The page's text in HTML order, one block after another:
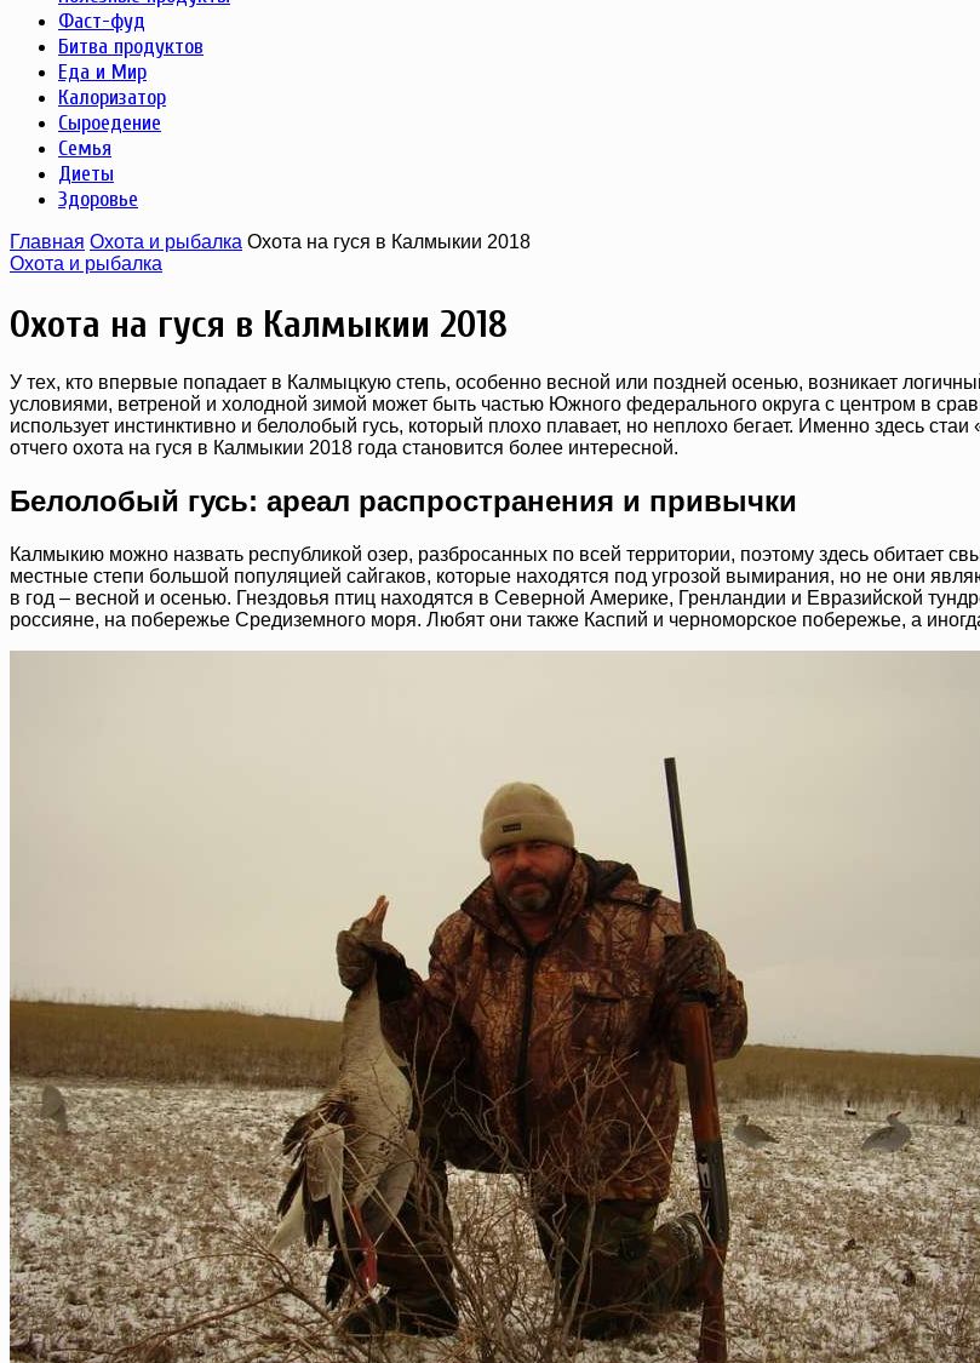
Фаст-фуд
Битва продуктов
Еда и Мир
Калоризатор
Сыроедение
Семья
Диеты
Здоровье
Главная Охота и рыбалка Охота на гуся в Калмыкии 2018
Охота и рыбалка
Охота на гуся в Калмыкии 2018
У тех, кто впервые попадает в Калмыцкую степь, особенно весной или поздней осенью, возникает
условиями, ветреной и холодной зимой может быть частью Южного федерального округа с центром в
использует инстинктивно и белолобый гусь, который плохо плавает, но неплохо бегает. Именно здесь
отчего охота на гуся в Калмыкии 2018 года становится более интересной.
Белолобый гусь: ареал распространения и привычки
Калмыкию можно назвать республикой озер, разбросанных по всей территории, поэтому здесь обитает
местные степи большой популяцией сайгаков, которые находятся под угрозой вымирания, но не они
в год – весной и осенью. Гнездовья птиц находятся в Северной Америке, Гренландии и Евразийской
россияне, на побережье Средиземного моря. Любят они также Каспий и черноморское побережье, а